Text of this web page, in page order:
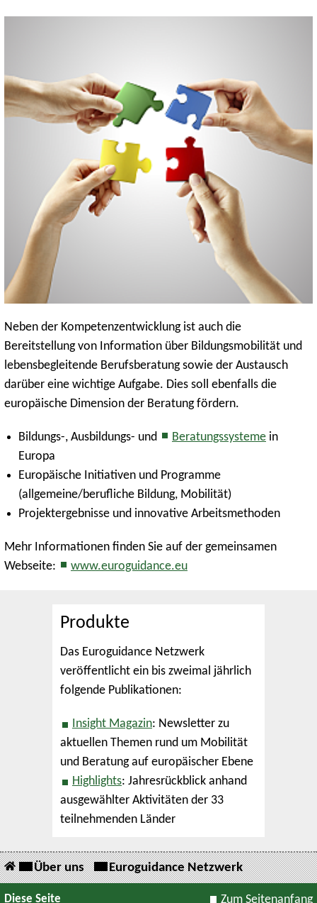
Neben der Kompetenzentwicklung ist auch die
Bereitstellung von Information über Bildungsmobilität und
lebensbegleitende Berufsberatung sowie der Austausch
darüber eine wichtige Aufgabe. Dies soll ebenfalls die
europäische Dimension der Beratung fördern.
Bildungs-, Ausbildungs- und Beratungssysteme in
Europa
Europäische Initiativen und Programme
(allgemeine/berufliche Bildung, Mobilität)
Projektergebnisse und innovative Arbeitsmethoden
Mehr Informationen finden Sie auf der gemeinsamen
Webseite:
www.euroguidance.eu
Produkte
Das Euroguidance Netzwerk
veröffentlicht ein bis zweimal jährlich
folgende Publikationen:
Insight Magazin: Newsletter zu
aktuellen Themen rund um Mobilität
und Beratung auf europäischer Ebene
Highlights: Jahresrückblick anhand
ausgewählter Aktivitäten der 33
teilnehmenden Länder
Über uns Euroguidance Netzwerk
Diese Seite Zum Seitenanfang